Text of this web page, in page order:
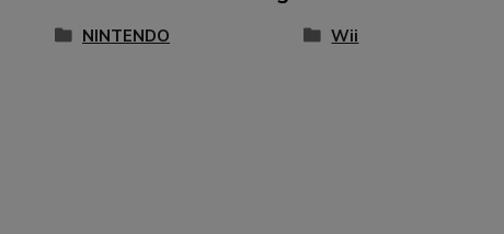
NINTENDO Wii